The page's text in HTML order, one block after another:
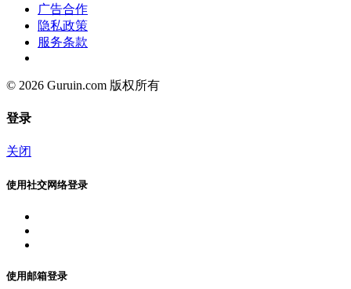
广告合作
隐私政策
服务条款
© 2026 Guruin.com 版权所有
登录
关闭
使用社交网络登录
使用邮箱登录